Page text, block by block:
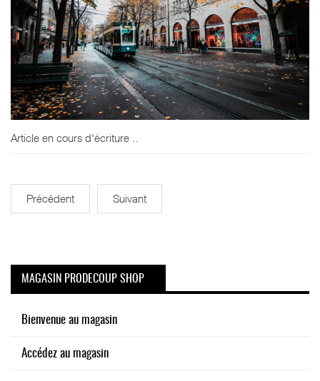
Article en cours d'écriture ..
Précédent Suivant
MAGASIN PRODECOUP SHOP
Bienvenue au magasin
Accédez au magasin